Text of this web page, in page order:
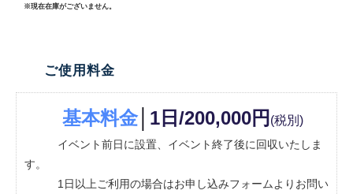
※現在在庫がございません。
ご使用料金
基本料金│ 1 日 /200,000円 (税別)
イベント前日に設置、イベント終了後に回収いたしま
す。
1日以上ご利用の場合はお申し込みフォームよりお問い